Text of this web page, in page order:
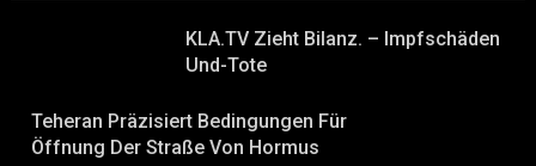
KLA.TV Zieht Bilanz. – Impfschäden
Und-Tote
Teheran Präzisiert Bedingungen Für
Öffnung Der Straße Von Hormus